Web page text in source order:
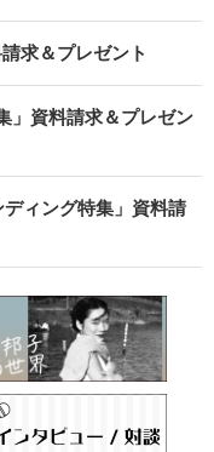
求＆プレゼント
」資料請求＆プレゼン
ィング特集」資料請